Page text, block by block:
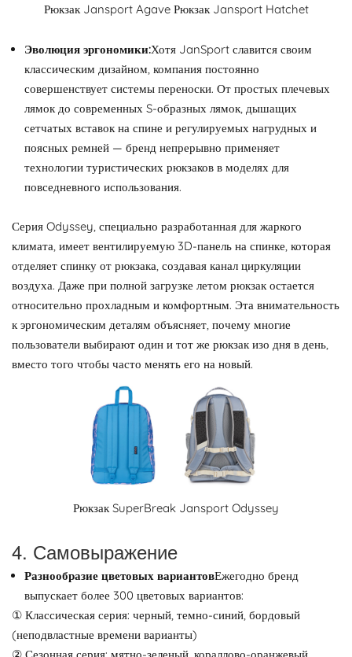
Рюкзак Jansport Agave Рюкзак Jansport Hatchet
Эволюция эргономики:Хотя JanSport славится своим
классическим дизайном, компания постоянно
совершенствует системы переноски. От простых плечевых
лямок до современных S-образных лямок, дышащих
сетчатых вставок на спине и регулируемых нагрудных и
поясных ремней — бренд непрерывно применяет
технологии туристических рюкзаков в моделях для
повседневного использования.
Серия Odyssey, специально разработанная для жаркого
климата, имеет вентилируемую 3D-панель на спинке, которая
отделяет спинку от рюкзака, создавая канал циркуляции
воздуха. Даже при полной загрузке летом рюкзак остается
относительно прохладным и комфортным. Эта внимательность
к эргономическим деталям объясняет, почему многие
пользователи выбирают один и тот же рюкзак изо дня в день,
вместо того чтобы часто менять его на новый.
Рюкзак SuperBreak Jansport Odyssey
4. Самовыражение
Разнообразие цветовых вариантовЕжегодно бренд
выпускает более 300 цветовых вариантов:
① Классическая серия: черный, темно-синий, бордовый
(неподвластные времени варианты)